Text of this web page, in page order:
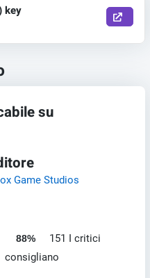
key
su
Game Studios
88%
151 I critici
consigliano